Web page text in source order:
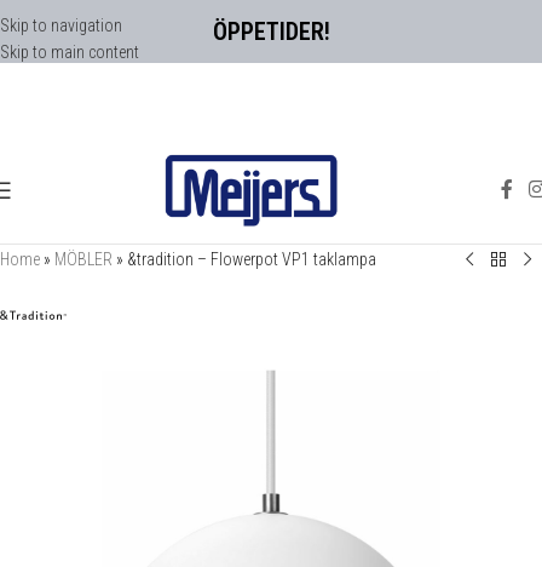
ÖPPETIDER!
Skip to navigation
Skip to main content
Home » MÖBLER » &tradition – Flowerpot VP1 taklampa